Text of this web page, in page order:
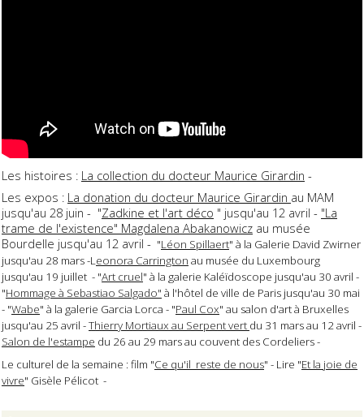
Les histoires : La collection du docteur Maurice Girardin -
Les expos : La donation du docteur Maurice Girardin au MAM
jusqu'au 28 juin - "Zadkine et l'art déco " jusqu'au 12 avril - "La
trame de l'existence" Magdalena Abakanowicz au musée
Bourdelle jusqu'au 12 avril - "Léon Spillaert" à la Galerie David Zwirner
jusqu'au 28 mars -Leonora Carrington au musée du Luxembourg
jusqu'au 19 juillet - "Art cruel" à la galerie Kaléïdoscope jusqu'au 30 avril -
"Hommage à Sebastiao Salgado" à l'hôtel de ville de Paris jusqu'au 30 mai
- "Wabe" à la galerie Garcia Lorca - "Paul Cox" au salon d'art à Bruxelles
jusqu'au 25 avril -Thierry Mortiaux au Serpent vert du 31 mars au 12 avril -
Salon de l'estampe du 26 au 29 mars au couvent des Cordeliers -
Le culturel de la semaine : film "Ce qu'il reste de nous" - Lire "Et la joie de
vivre" Gisèle Pélicot -